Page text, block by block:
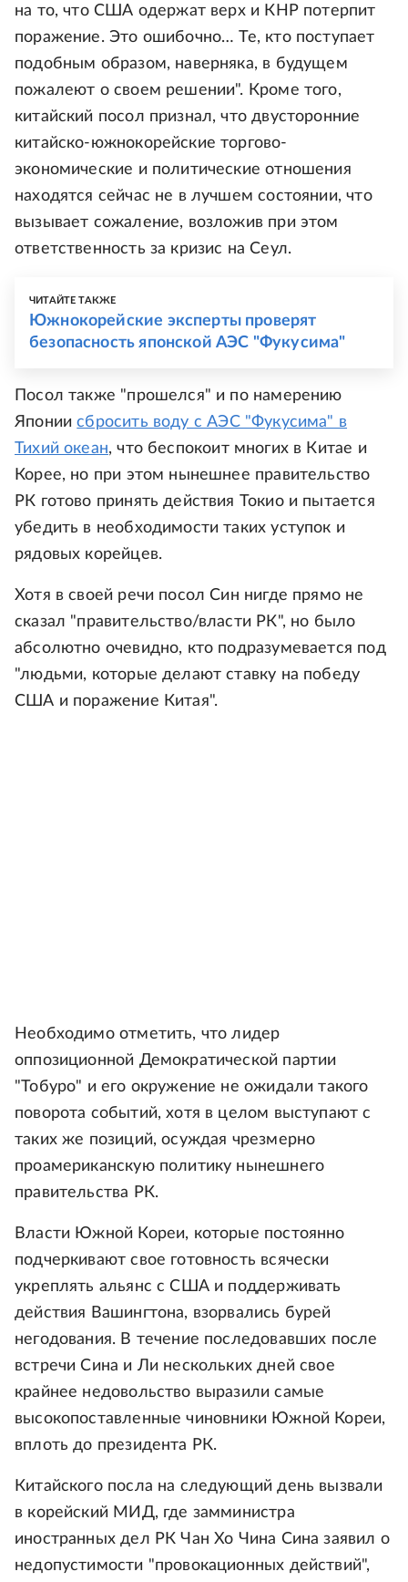
на то, что США одержат верх и КНР потерпит
поражение. Это ошибочно… Те, кто поступает
подобным образом, наверняка, в будущем
пожалеют о своем решении". Кроме того,
китайский посол признал, что двусторонние
китайско-южнокорейские торгово-
экономические и политические отношения
находятся сейчас не в лучшем состоянии, что
вызывает сожаление, возложив при этом
ответственность за кризис на Сеул.
ЧИТАЙТЕ ТАКЖЕ
Южнокорейские эксперты проверят
безопасность японской АЭС "Фукусима"
Посол также "прошелся" и по намерению
Япониисбросить воду с АЭС "Фукусима" в
Тихий океан, что беспокоит многих в Китае и
Корее, но при этом нынешнее правительство
РК готово принять действия Токио и пытается
убедить в необходимости таких уступок и
рядовых корейцев.
Хотя в своей речи посол Син нигде прямо не
сказал "правительство/власти РК", но было
абсолютно очевидно, кто подразумевается под
"людьми, которые делают ставку на победу
США и поражение Китая".
Необходимо отметить, что лидер
оппозиционной Демократической партии
"Тобуро" и его окружение не ожидали такого
поворота событий, хотя в целом выступают с
таких же позиций, осуждая чрезмерно
проамериканскую политику нынешнего
правительства РК.
Власти Южной Кореи, которые постоянно
подчеркивают свое готовность всячески
укреплять альянс с США и поддерживать
действия Вашингтона, взорвались бурей
негодования. В течение последовавших после
встречи Сина и Ли нескольких дней свое
крайнее недовольство выразили самые
высокопоставленные чиновники Южной Кореи,
вплоть до президента РК.
Китайского посла на следующий день вызвали
в корейский МИД, где замминистра
иностранных дел РК Чан Хо Чина Сина заявил о
недопустимости "провокационных действий",